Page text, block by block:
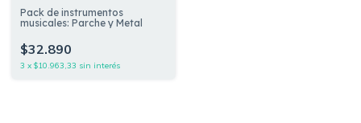
Pack de instrumentos
musicales: Parche y Metal
$32.890
3 x $10.963,33 sin interés